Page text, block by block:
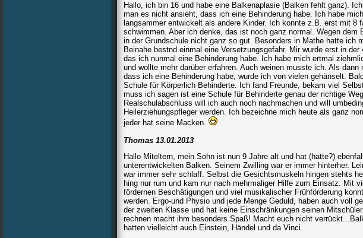
Hallo, ich bin 16 und habe eine Balkenaplasie (Balken fehlt ganz).
man es nicht ansieht, dass ich eine Behinderung habe. Ich habe
langsammer entwickelt als andere Kinder. Ich konnte z.B. erst mit 8
schwimmen. Aber ich denke, das ist noch ganz normal. Wegen dem
in der Grundschule nicht ganz so gut. Besonders in Mathe hatte ich
Beinahe bestnd einmal eine Versetzungsgefahr. Mir wurde erst in
das ich nunmal eine Behinderung habe. Ich habe mich ertmal
und wollte mehr darüber erfahren. Auch weinen musste ich. Als dann
dass ich eine Behinderung habe, wurde ich von vielen gehänselt.
Schule für Körperlich Behinderte. Ich fand Freunde, bekam viel
muss ich sagen ist eine Schule für Behinderte genau der richtige
Realschulabschluss will ich auch noch nachmachen und will
Heilerziehungspfleger werden. Ich bezeichne mich heute als ganz
jeder hat seine Macken.
Thomas 13.01.2013
Hallo Miteltern, mein Sohn ist nun 9 Jahre alt und hat (hatte?)
unterentwickelten Balken. Seinem Zwilling war er immer hinterher.
war immer sehr schlaff. Selbst die Gesichtsmuskeln hingen stehts
hing nur rum und kam nur nach mehrmaliger Hilfe zum Einsatz. Mit
fördernen Beschätigungen und viel musikalischer Frühförderung
werden. Ergo-und Physio und jede Menge Geduld, haben auch voll
der zweiten Klasse und hat keine Einschränkungen seinen
rechnen macht ihm besonders Spaß! Macht euch nicht
hatten vielleicht auch Einstein, Händel und da Vinci.